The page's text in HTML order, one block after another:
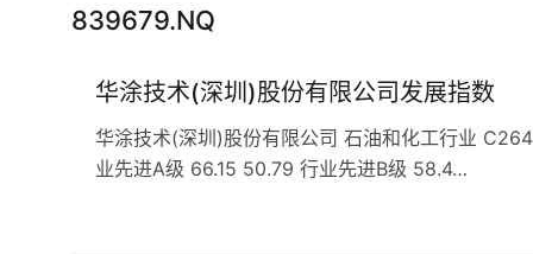
839679.NQ
华涂技术(深圳)股份有限公司发展指数
华涂技术(深圳)股份有限公司 石油和化工行业
业先进A级 66.15 50.79 行业先进B级 58.4…